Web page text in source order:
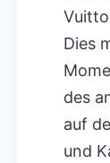
Dies
des
auf
und